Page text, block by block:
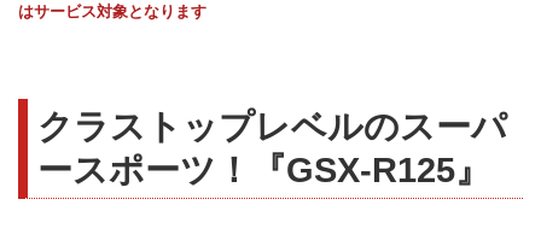
はサービス対象となります
クラストップレベルのスーパ
ースポーツ！『GSX-R125』